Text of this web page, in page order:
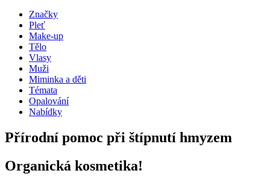
Značky
Pleť
Make-up
Tělo
Vlasy
Muži
Miminka a děti
Témata
Opalování
Nabídky
Přírodní pomoc při štípnutí hmyzem
Organická kosmetika!